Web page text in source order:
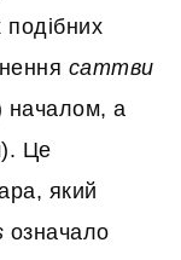
подібних
саттви
началом, а
Це
який
означало